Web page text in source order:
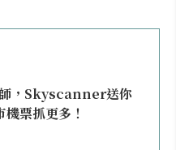
，Skyscanner送你
票抓更多！